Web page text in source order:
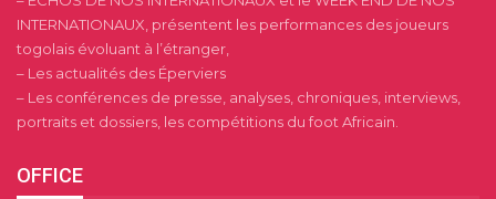
INTERNATIONAUX, présentent les performances des joueurs
togolais évoluant à l’étranger,
– Les actualités des Éperviers
– Les conférences de presse, analyses, chroniques, interviews,
portraits et dossiers, les compétitions du foot Africain.
OFFICE